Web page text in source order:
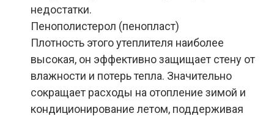
недостатки.
Пенополистерол (пенопласт)
Плотность этогоутеплителя наиболее
высокая, он эффективно защищает стену от
влажности и потерь тепла. Значительно
сокращает расходы на отопление зимой и
кондиционирование летом, поддерживая